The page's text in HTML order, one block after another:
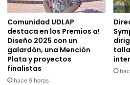
Comunidad UDLAP
destaca en los Premios a!
Diseño 2025 con un
galardón, una Mención
Plata y proyectos
finalistas
hace 9 horas